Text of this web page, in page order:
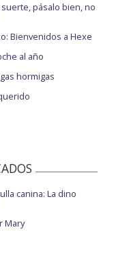
pásalo bien, no
Bienvenidos a Hexe
al año
hormigas
canina: La dino
Mary